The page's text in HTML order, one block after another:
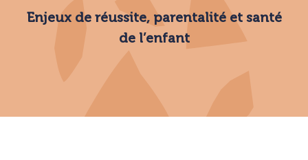
Enjeux de réussite, parentalité et santé
de l’enfant